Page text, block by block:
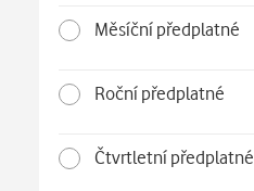
Měsíční předplatné
Roční předplatné
Čtvrtletní předplatné